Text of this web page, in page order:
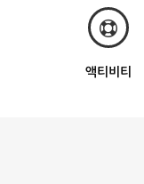
액티비티